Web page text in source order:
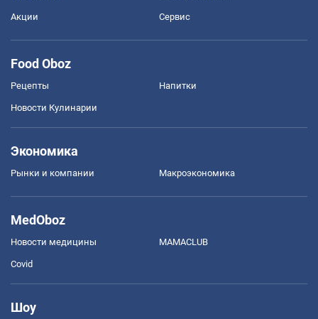
Акции Сервис
Food Oboz
Рецепты Напитки
Новости Кулинарии
Экономика
Рынки и компании Mакроэкономика
MedOboz
Новости медицины MAMACLUB
Covid
Шоу